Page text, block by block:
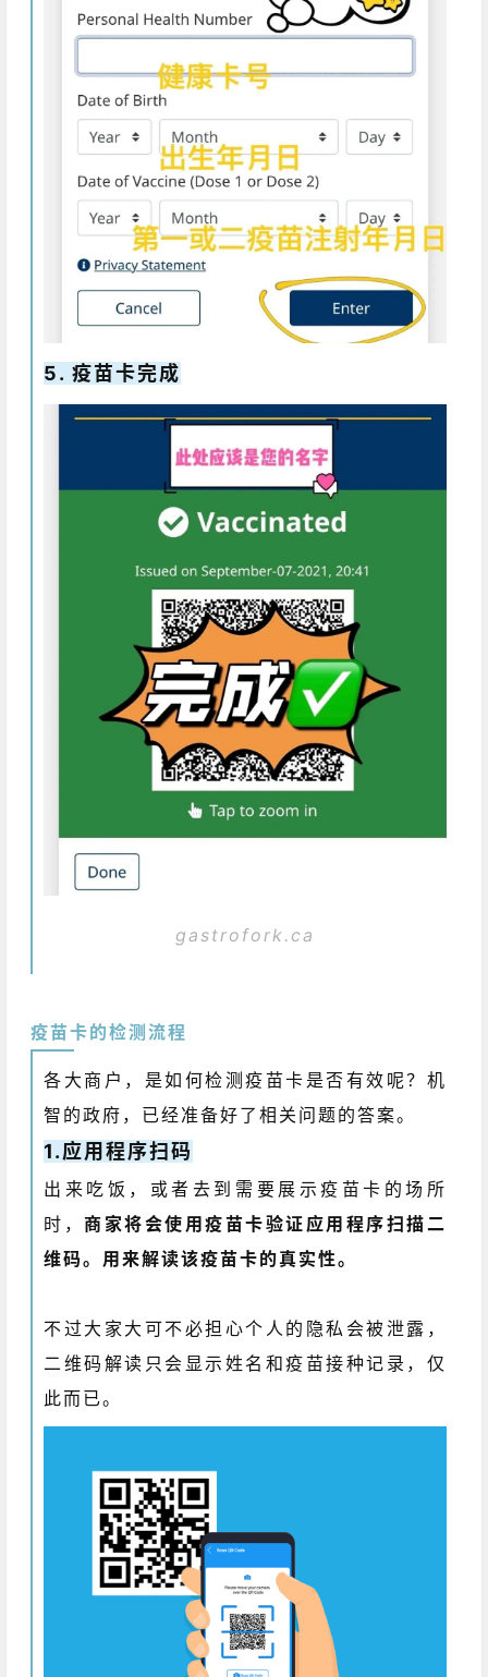
5. 疫苗卡完成
gastrofork.ca
疫苗卡的检测流程
各大商户，是如何检测疫苗卡是否有效呢？机
智的政府，已经准备好了相关问题的答案。
1.应用程序扫码
出来吃饭，或者去到需要展示疫苗卡的场所
时，商家将会使用疫苗卡验证应用程序扫描二
维码。用来解读该疫苗卡的真实性。
不过大家大可不必担心个人的隐私会被泄露，
二维码解读只会显示姓名和疫苗接种记录，仅
此而已。